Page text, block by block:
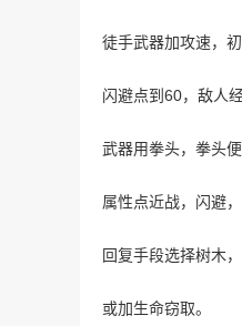
徒手武器加攻速，初
闪避点到60，敌人
武器用拳头，拳头便
属性点近战，闪避，
回复手段选择树木
或加生命窃取。